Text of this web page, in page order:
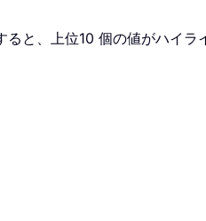
ると、上位10 個の値がハイラ